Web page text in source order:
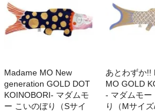
Madame MO New
generation GOLD DOT
KOINOBORI- マダムモ
ー こいのぼり（Sサイ
あとわずか!!
MO GOLD
- マダムモー
り（Mサイ